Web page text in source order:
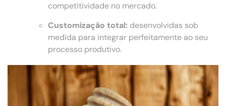
competitividade no mercado.
Customização total: desenvolvidas sob
medida para integrar perfeitamente ao seu
processo produtivo.